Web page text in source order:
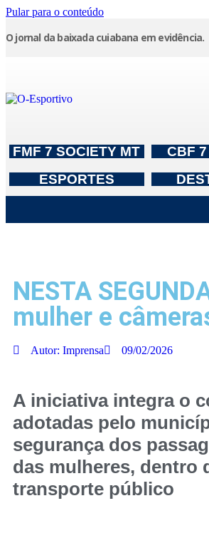
Pular para o conteúdo
O jornal da baixada cuiabana em evidência.
FMF 7 SOCIETY MT CBF
ESPORTES
NESTA
mulher e
Autor: Imprensa 09/02/2026
A iniciativa integra o
adotadas pelo
segurança dos
das mulheres, dentro
transporte público